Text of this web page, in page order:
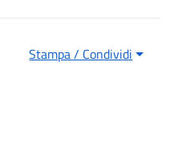
Stampa / Condividi